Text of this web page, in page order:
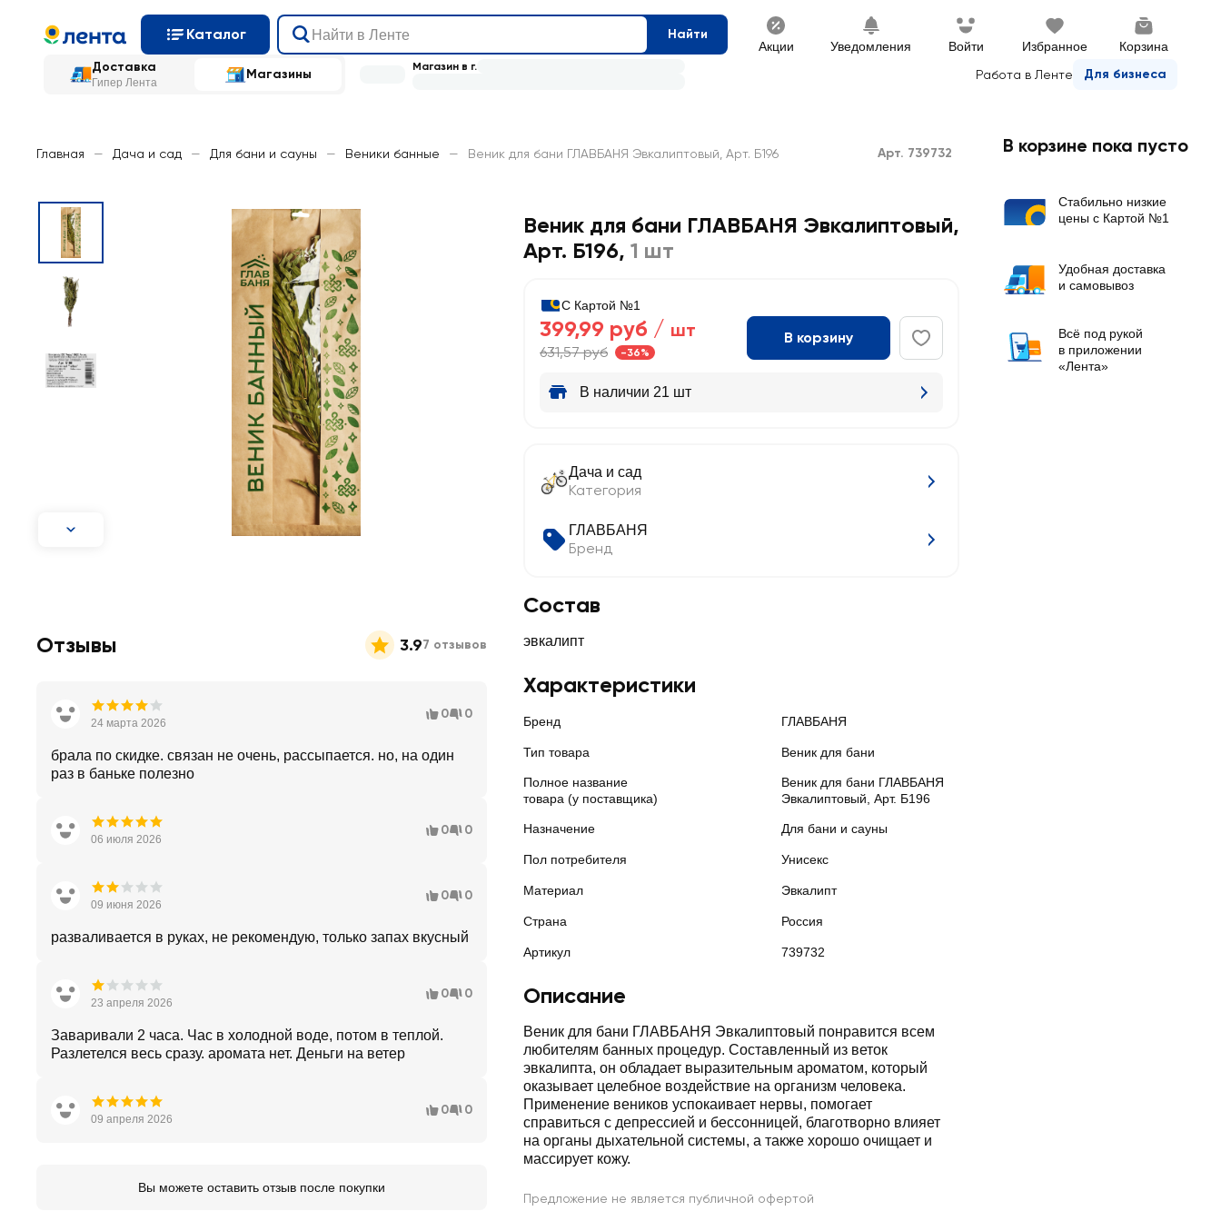
Каталог Найти
Акции Уведомления Войти Избранное Корзина
Доставка
Гипер Лента
Магазины Работа в Ленте Для бизнеса
Магазин в г.
Главная — Дача и сад — Для бани и сауны — Веники банные — Веник для бани ГЛАВБАНЯ Эвкалиптовый, Арт. Б196 Арт. 739732
Веник для бани ГЛАВБАНЯ Эвкалиптовый,
Арт. Б196, 1 шт
С Картой №1
399,99 руб / шт
631,57 руб -36%
В корзину
В наличии 21 шт
Дача и сад
Категория
ГЛАВБАНЯ
Бренд
Состав
эвкалипт
Характеристики
Бренд ГЛАВБАНЯ
Тип товара Веник для бани
Полное название
товара (у поставщика)
Веник для бани ГЛАВБАНЯ
Эвкалиптовый, Арт. Б196
Назначение Для бани и сауны
Пол потребителя Унисекс
Материал Эвкалипт
Страна Россия
Артикул 739732
Описание
Веник для бани ГЛАВБАНЯ Эвкалиптовый понравится всем
любителям банных процедур. Составленный из веток
эвкалипта, он обладает выразительным ароматом, который
оказывает целебное воздействие на организм человека.
Применение веников успокаивает нервы, помогает
справиться с депрессией и бессонницей, благотворно влияет
на органы дыхательной системы, а также хорошо очищает и
массирует кожу.
Предложение не является публичной офертой
Отзывы 3.97 отзывов
24 марта 2026
0 0
брала по скидке. связан не очень, рассыпается. но, на один
раз в баньке полезно
06 июля 2026
0 0
09 июня 2026
0 0
разваливается в руках, не рекомендую, только запах вкусный
23 апреля 2026
0 0
Заваривали 2 часа. Час в холодной воде, потом в теплой.
Разлетелся весь сразу. аромата нет. Деньги на ветер
09 апреля 2026
0 0
Вы можете оставить отзыв после покупки
В корзине пока пусто
Стабильно низкие
цены с Картой №1
Удобная доставка
и самовывоз
Всё под рукой
в приложении
«Лента»